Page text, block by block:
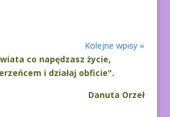
Kolejne wpisy »
co napędzasz życie,
i działaj obficie".
Danuta Orzeł